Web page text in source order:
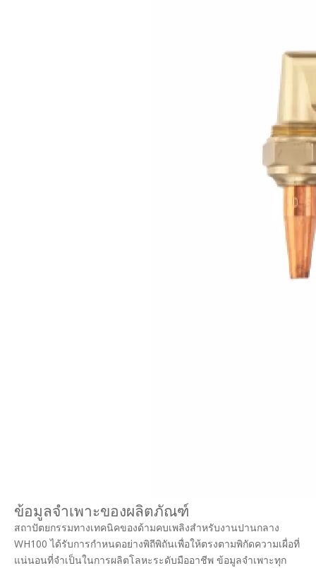
ข้อมูลจำเพาะของผลิตภัณฑ์
สถาปัตยกรรมทางเทคนิคของด้ามคบเพลิงสำหรับงานปานกลาง
WH100 ได้รับการกำหนดอย่างพิถีพิถันเพื่อให้ตรงตามพิกัดความเผื่อที่
แน่นอนที่จำเป็นในการผลิตโลหะระดับมืออาชีพ ข้อมูลจำเพาะทุก